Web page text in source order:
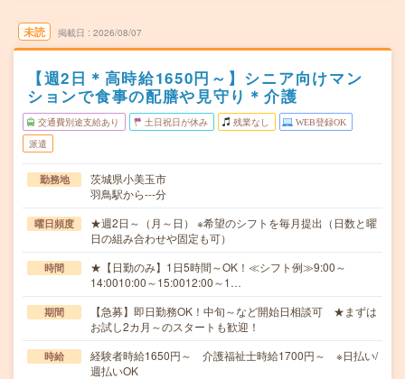
未読 掲載日 2026/08/07
【週2日＊高時給1650円～】シニア向けマン
ションで食事の配膳や見守り＊介護
交通費別途支給あり 土日祝日が休み 残業なし WEB登録OK
派遣
勤務地
茨城県小美玉市
羽鳥駅から---分
曜日頻度
★週2日～（月～日） ※希望のシフトを毎月提出（日数と曜
日の組み合わせや固定も可）
時間
★【日勤のみ】1日5時間～OK！≪シフト例≫9:00～
14:0010:00～15:0012:00～1…
期間
【急募】即日勤務OK！中旬～など開始日相談可 ★まずは
お試し2カ月～のスタートも歓迎！
時給
経験者時給1650円～ 介護福祉士時給1700円～ ※日払い/
週払いOK